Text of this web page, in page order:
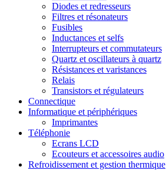
Diodes et redresseurs
Filtres et résonateurs
Fusibles
Inductances et selfs
Interrupteurs et commutateurs
Quartz et oscillateurs à quartz
Résistances et varistances
Relais
Transistors et régulateurs
Connectique
Informatique et périphériques
Imprimantes
Téléphonie
Ecrans LCD
Ecouteurs et accessoires audio
Refroidissement et gestion thermique